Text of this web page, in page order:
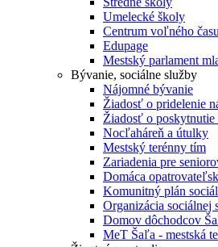
Umelecké školy
Centrum voľného času
Edupage
Mestský parlament
Bývanie, sociálne služby
Nájomné bývanie
Žiadosť o pridelenie
Žiadosť o poskytnutie
Nocľaháreň a útulky
Mestský terénny tím
Zariadenia pre
Domáca
Komunitný plán
Organizácia sociálnej
Domov dôchodcov
MeT Šaľa - mestská